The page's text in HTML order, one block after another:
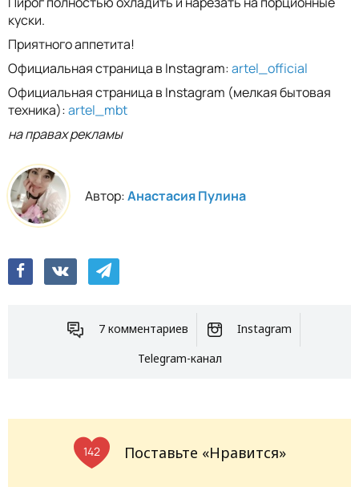
куски.
Приятного аппетита!
Официальная страница в Instagram:artel_official
Официальная страница в Instagram (мелкая бытовая
техника):artel_mbt
на правах рекламы
Автор:Анастасия Пулина
7 комментариев
Instagram
Telegram-канал
142 Поставьте «Нравится»